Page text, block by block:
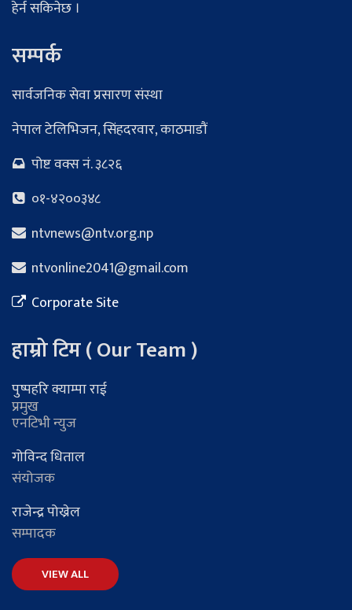
हेर्न सकिनेछ ।
सम्पर्क
सार्वजनिक सेवा प्रसारण संस्था
नेपाल टेलिभिजन, सिंहदरवार, काठमाडौं
पोष्ट वक्स नं. ३८२६
०१-४२००३४८
ntvnews@ntv.org.np
ntvonline2041@gmail.com
Corporate Site
हाम्रो टिम ( Our Team )
पुष्पहरि क्याम्पा राई
प्रमुख
एनटिभी न्युज
गोविन्द धिताल
संयोजक
राजेन्द्र पोख्रेल
सम्पादक
VIEW ALL